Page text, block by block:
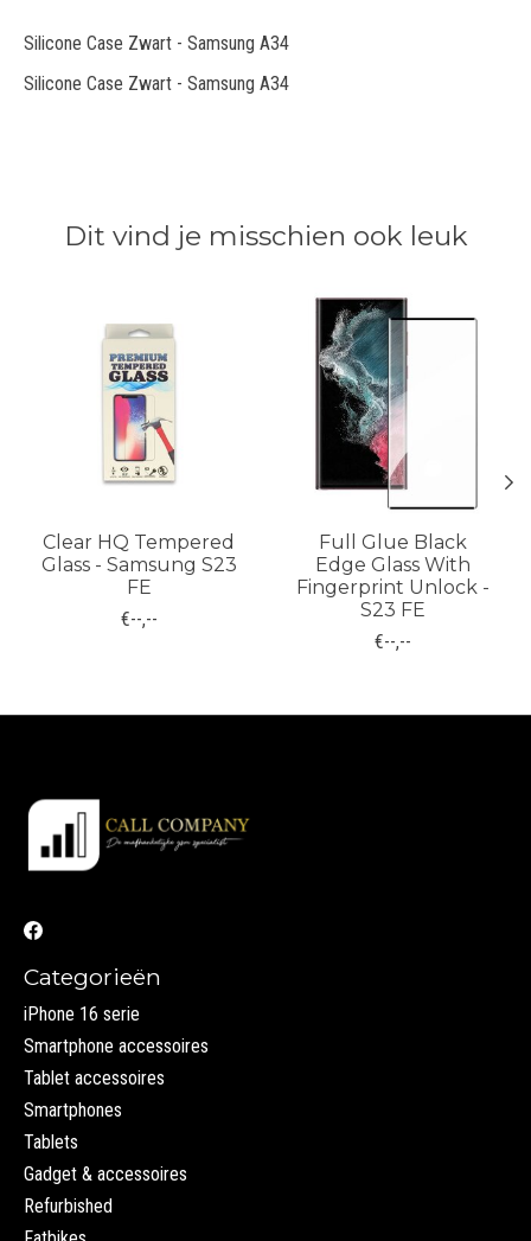
Silicone Case Zwart - Samsung A34
Silicone Case Zwart - Samsung A34
Dit vind je misschien ook leuk
Clear HQ Tempered
Glass - Samsung S23
FE
€--,--
Full Glue Black
Edge Glass With
Fingerprint Unlock -
S23 FE
€--,--
Categorieën
iPhone 16 serie
Smartphone accessoires
Tablet accessoires
Smartphones
Tablets
Gadget & accessoires
Refurbished